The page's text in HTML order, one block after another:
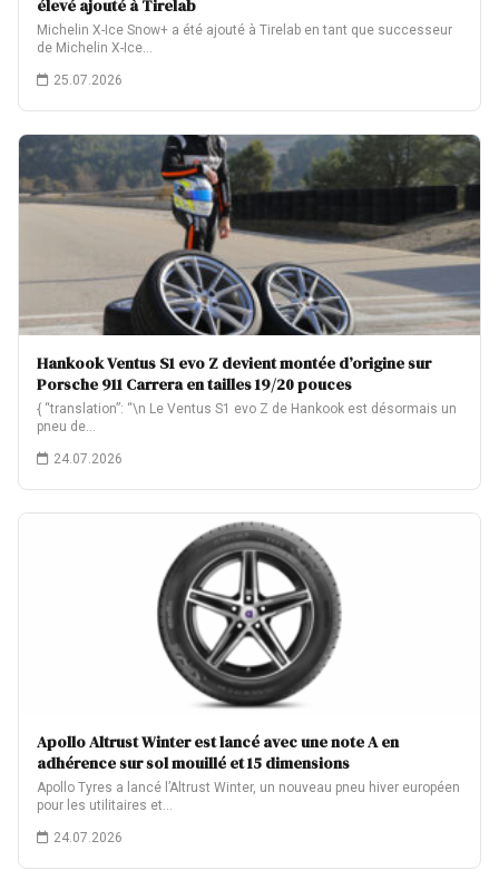
élevé ajouté à Tirelab
Michelin X-Ice Snow+ a été ajouté à Tirelab en tant que successeur
de Michelin X-Ice…
25.07.2026
Hankook Ventus S1 evo Z devient montée d’origine sur
Porsche 911 Carrera en tailles 19/20 pouces
{ “translation”: “\n Le Ventus S1 evo Z de Hankook est désormais un
pneu de…
24.07.2026
Apollo Altrust Winter est lancé avec une note A en
adhérence sur sol mouillé et 15 dimensions
Apollo Tyres a lancé l’Altrust Winter, un nouveau pneu hiver européen
pour les utilitaires et…
24.07.2026